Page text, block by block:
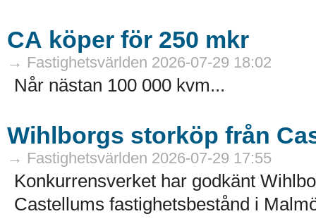
CA köper för 250 mkr
→ Fastighetsvärlden 2026-07-29 18:02
Når nästan 100 000 kvm...
Wihlborgs storköp från
→ Fastighetsvärlden 2026-07-29 17:55
Konkurrensverket har godkänt
Castellums fastighetsbestånd i